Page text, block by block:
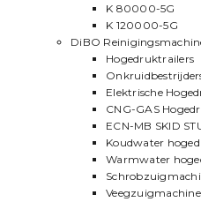
K 80000-5G
K 120000-5G
DiBO
Hogedruktrailers
Elektrische
CNG-GAS
ECN-MB SKID
Koudwater
Warmwater